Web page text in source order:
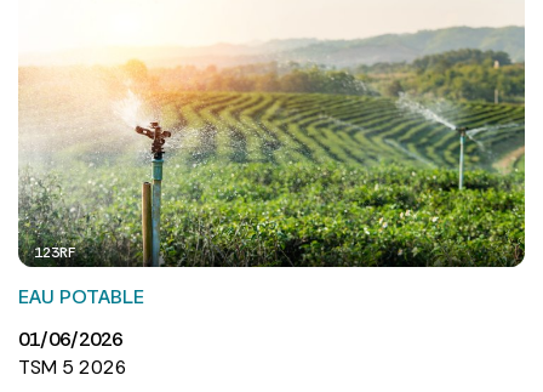
123RF
EAU POTABLE
01/06/2026
TSM 5 2026